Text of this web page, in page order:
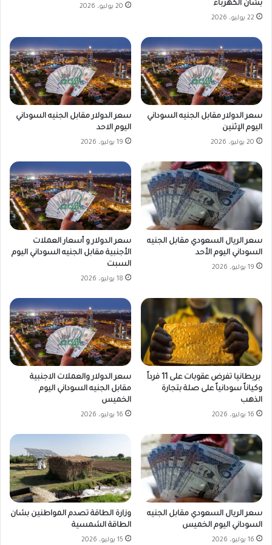
بشأن الكهرباء
22 يوليو، 2026
20 يوليو، 2026
سعر الدولار مقابل الجنيه السوداني
اليوم الإثنين
20 يوليو، 2026
سعر الدولار مقابل الجنيه السوداني
اليوم الاحد
19 يوليو، 2026
سعر الريال السعودي مقابل الجنيه
السوداني اليوم الأحد
19 يوليو، 2026
سعر الدولار و أسعار العملات
الأجنبية مقابل الجنيه السوداني اليوم
السبت
18 يوليو، 2026
بريطانيا تفرض عقوبات على 11 فرداً
وكياناً سودانياً على صلة بتجارة
الذهب
16 يوليو، 2026
سعر الدولار والعملات الاجنبية
مقابل الجنيه السوداني اليوم
الخميس
16 يوليو، 2026
سعر الريال السعودي مقابل الجنيه
السوداني اليوم الخميس
16 يوليو، 2026
وزارة الطاقة تصدم المواطنين بشان
الطاقة الشمسية
15 يوليو، 2026